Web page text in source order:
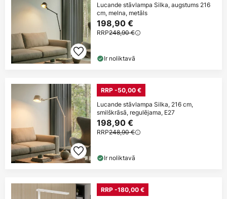
Lucande stāvlampa Silka, augstums 216
cm, melna, metāls
198,90 €
RRP248,90 €
Ir noliktavā
RRP -50,00 €
Lucande stāvlampa Silka, 216 cm,
smilškrāsā, regulējama, E27
198,90 €
RRP248,90 €
Ir noliktavā
RRP -180,00 €